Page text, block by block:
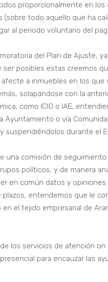
proporcionalmente en
(sobre todo aquello que ha
al periodo voluntario del
del Plan de Ajuste,
posibles estas creemos
a inmuebles en los que
solapándose con la
como ICIO o IAE,
Ayuntamiento o vía
suspendiéndolos durante el
una comisión de
políticos, y de manera
en común datos y
plazos, entendemos que le
el tejido empresarial de
los servicios de atención
para encauzar las